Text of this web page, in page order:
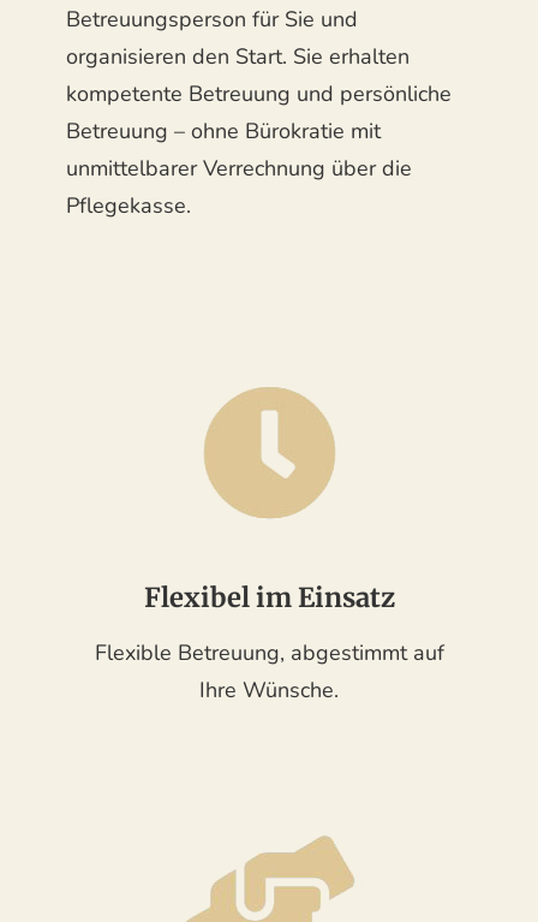
Betreuungsperson für Sie und
organisieren den Start. Sie erhalten
kompetente Betreuung und persönliche
Betreuung – ohne Bürokratie mit
unmittelbarer Verrechnung über die
Pflegekasse.
Flexibel im Einsatz
Flexible Betreuung, abgestimmt auf
Ihre Wünsche.